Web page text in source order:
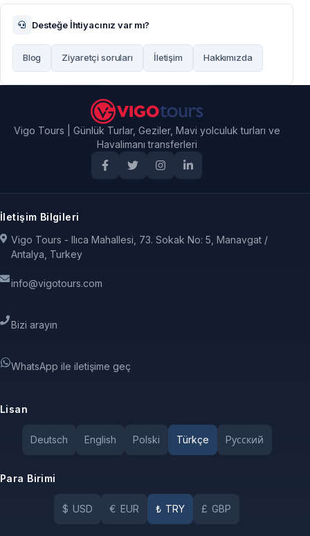
Desteğe İhtiyacınız var mı?
Blog Ziyaretçi soruları İletişim Hakkımızda
Vigo Tours | Günlük Turlar, Geziler, Mavi yolculuk turları ve
Havalimanı transferleri
İletişim Bilgileri
Vigo Tours - Ilıca Mahallesi, 73. Sokak No: 5, Manavgat /
Antalya, Turkey
info@vigotours.com
Bizi arayın
WhatsApp ile iletişime geç
Lisan
Deutsch English Polski Türkçe Pусский
Para Birimi
$ USD € EUR ₺ TRY £ GBP